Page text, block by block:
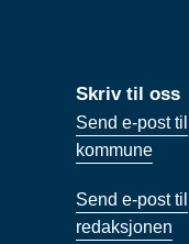
Skriv til oss
Send e-post til
kommune
Send e-post til
redaksjonen